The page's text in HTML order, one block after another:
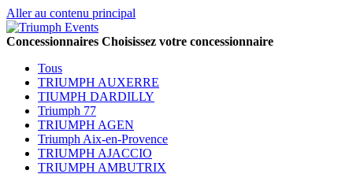
Aller au contenu principal
Concessionnaires Choisissez votre concessionnaire
Tous
TRIUMPH AUXERRE
TIUMPH DARDILLY
Triumph 77
TRIUMPH AGEN
Triumph Aix-en-Provence
TRIUMPH AJACCIO
TRIUMPH AMBUTRIX